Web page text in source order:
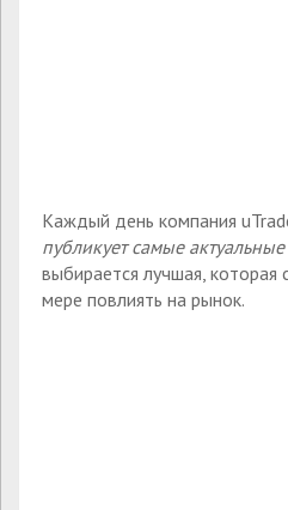
Каждый день компания
публикует самые
выбирается лучшая, которая
мере повлиять на рынок.